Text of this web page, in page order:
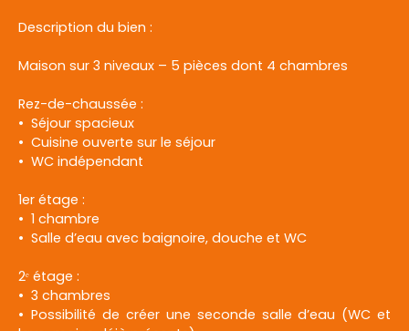
Description du bien :
Maison sur 3 niveaux – 5 pièces dont 4 chambres
Rez-de-chaussée :
Séjour spacieux
Cuisine ouverte sur le séjour
WC indépendant
1er étage :
1 chambre
Salle d’eau avec baignoire, douche et WC
2ᵉ étage :
3 chambres
Possibilité de créer une seconde salle d’eau (WC et